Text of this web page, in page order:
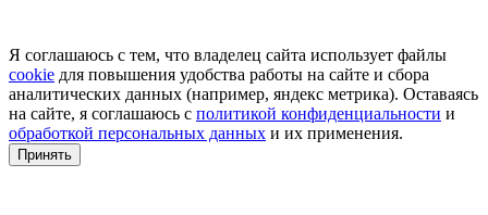
Я соглашаюсь с тем, что владелец сайта использует файлы
cookie для повышения удобства работы на сайте и сбора
аналитических данных (например, яндекс метрика). Оставаясь
на сайте, я соглашаюсь с политикой конфиденциальности и
обработкой персональных данных и их применения.
Принять